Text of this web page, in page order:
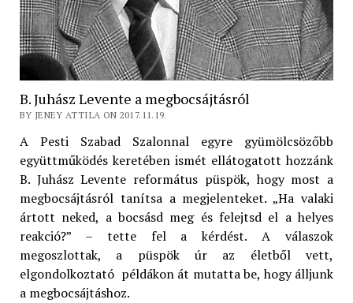
B. Juhász Levente a megbocsájtásról
BY JENEY ATTILA ON 2017.11.19.
A Pesti Szabad Szalonnal egyre gyümölcsözőbb
együttműködés keretében ismét ellátogatott hozzánk
B. Juhász Levente református püspök, hogy most a
megbocsájtásról tanítsa a megjelenteket. „Ha valaki
ártott neked, a bocsásd meg és felejtsd el a helyes
reakció?” – tette fel a kérdést. A válaszok
megoszlottak, a püspök úr az életből vett,
elgondolkoztató példákon át mutatta be, hogy álljunk
a megbocsájtáshoz.